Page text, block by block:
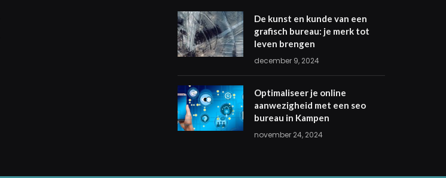
De kunst en kunde van een
grafisch bureau: je merk tot
leven brengen
december 9, 2024
Optimaliseer je online
aanwezigheid met een seo
bureau in Kampen
november 24, 2024